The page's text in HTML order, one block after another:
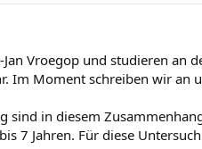
Vroegop und studieren an
Im Moment schreiben wir an
sind in diesem
7 Jahren. Für diese